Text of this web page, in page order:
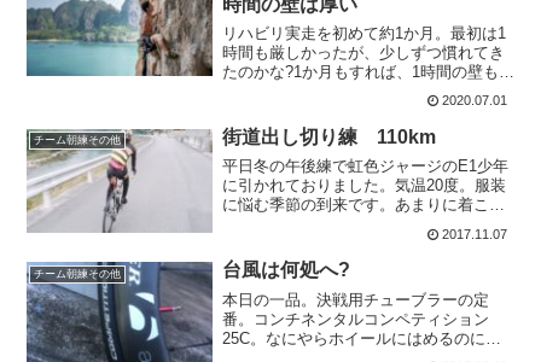
リハビリ実走を初めて約1か月。最初は1
時間も厳しかったが、少しずつ慣れてき
たのかな?1か月もすれば、1時間の壁もす
ぐに超えるかと思っていたが、そうは簡
単にいかないようだ。走るコースは平坦
ではない梅雨の時期に入ってしまい、さ
すがに雨が多い。走...
2020.07.01
チーム朝練その他 街道出し切り練 110km
平日冬の午後練で虹色ジャージのE1少年
に引かれておりました。気温20度。服装
に悩む季節の到来です。あまりに着こむ
と、脱いでもポケットに収まらない。汗
ダラダラも困りますしねえ～。半袖ジャ
ージにアームウォーマー。ベストをチョ
イス。今日の気温なら...
2017.11.07
チーム朝練その他 台風は何処へ?
本日の一品。決戦用チューブラーの定
番。コンチネンタルコンペティション
25C。なにやらホイールにはめるのに一
苦労するタイヤというので良くみるイン